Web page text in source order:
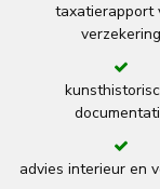
taxatierapport
verzekering
advies interieur en